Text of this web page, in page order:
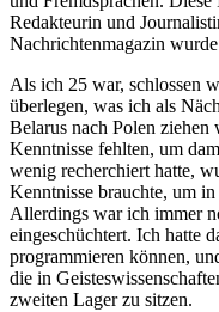
Redakteurin und
Nachrichtenmagazin
Als ich 25 war, schlossen
überlegen, was ich als
Belarus nach Polen
Kenntnisse fehlten, um
wenig recherchiert hatte,
Kenntnisse brauchte, um
Allerdings war ich immer
eingeschüchtert. Ich hatte
programmieren können,
die in
zweiten Lager zu sitzen.